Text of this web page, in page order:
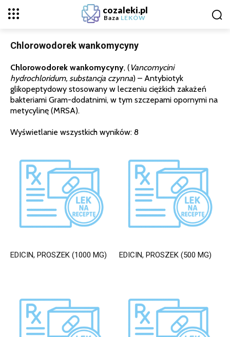
cozaleki.pl
Baza LEKÓW
Chlorowodorek wankomycyny
Chlorowodorek wankomycyny, ( Vancomycini
hydrochloridum, substancja czynna) – Antybiotyk
glikopeptydowy stosowany w leczeniu ciężkich zakażeń
bakteriami Gram-dodatnimi, w tym szczepami opornymi na
metycylinę (MRSA).
Wyświetlanie wszystkich wyników: 8
EDICIN, PROSZEK (1000 MG) EDICIN, PROSZEK (500 MG)